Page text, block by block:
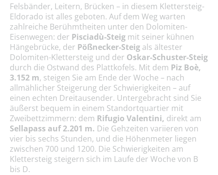
Felsbänder, Leitern, Brücken – in diesem Klettersteig-
Eldorado ist alles geboten. Auf dem Weg warten
zahlreiche Berühmtheiten unter den Dolomiten-
Eisenwegen: der Pisciadù-Steig mit seiner kühnen
Hängebrücke, der Pößnecker-Steig als ältester
Dolomiten-Klettersteig und der Oskar-Schuster-Steig
durch die Ostwand des Plattkofels. Mit dem Piz Boè,
3.152 m, steigen Sie am Ende der Woche – nach
allmählicher Steigerung der Schwierigkeiten – auf
einen echten Dreitausender. Untergebracht sind Sie
äußerst bequem in einem Standortquartier mit
Zweibettzimmern: dem Rifugio Valentini, direkt am
Sellapass auf 2.201 m. Die Gehzeiten variieren von
vier bis sechs Stunden, und die Höhenmeter liegen
zwischen 700 und 1200. Die Schwierigkeiten am
Klettersteig steigern sich im Laufe der Woche von B
bis D.